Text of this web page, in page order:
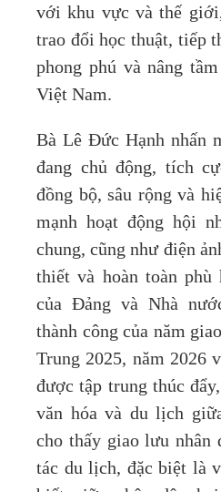
với khu vực và thế
trao đổi học thuật, tiếp
phong phú và nâng
Việt Nam.
Bà Lê Đức Hạnh nhấn
đang chủ động, tích
đồng bộ, sâu rộng và
mạnh hoạt động hội
chung, cũng như điện
thiết và hoàn toàn
của Đảng và Nhà
thành công của năm
Trung 2025, năm 2026
được tập trung thúc
văn hóa và du lịch
cho thấy giao lưu nhân
tác du lịch, đặc biệt là